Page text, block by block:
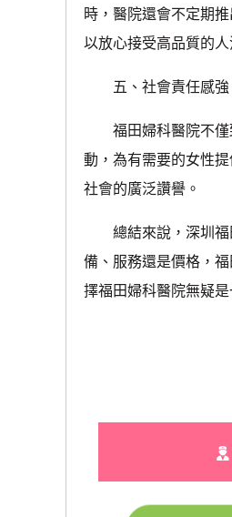
時，醫院還會不定期
以放心接受高品質的人
五、社會責任感強
福田婦科醫院不僅
動，為有需要的女性
社會的廣泛讚譽。
總結來說，深圳福
備、服務還是價格，
擇福田婦科醫院無疑